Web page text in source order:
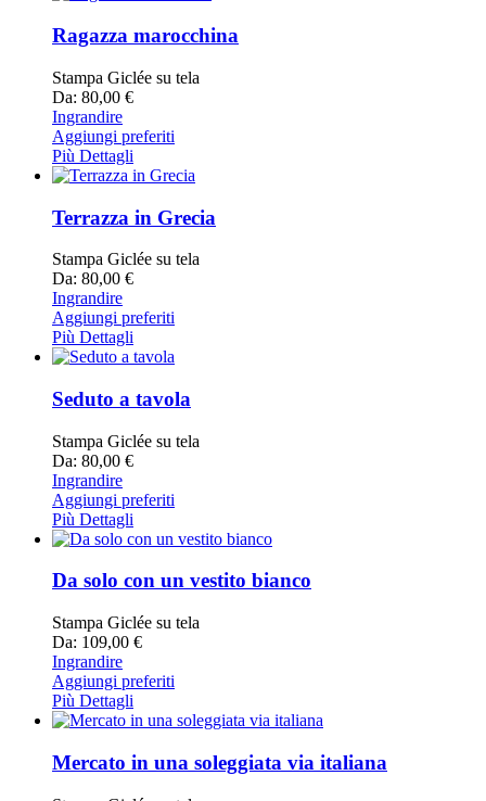
Ragazza marocchina
Stampa Giclée su tela
Da: 80,00 €
Ingrandire
Aggiungi preferiti
Più Dettagli
Terrazza in Grecia
Stampa Giclée su tela
Da: 80,00 €
Ingrandire
Aggiungi preferiti
Più Dettagli
Seduto a tavola
Stampa Giclée su tela
Da: 80,00 €
Ingrandire
Aggiungi preferiti
Più Dettagli
Da solo con un vestito bianco
Stampa Giclée su tela
Da: 109,00 €
Ingrandire
Aggiungi preferiti
Più Dettagli
Mercato in una soleggiata via italiana